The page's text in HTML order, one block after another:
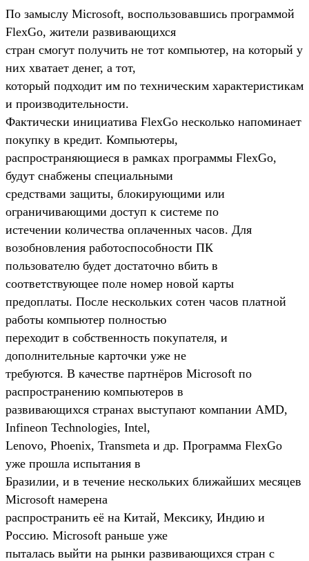
По замыслу Microsoft, воспользовавшись программой
FlexGo, жители развивающихся
стран смогут получить не тот компьютер, на который у
них хватает денег, а тот,
который подходит им по техническим характеристикам
и производительности.
Фактически инициатива FlexGo несколько напоминает
покупку в кредит. Компьютеры,
распространяющиеся в рамках программы FlexGo,
будут снабжены специальными
средствами защиты, блокирующими или
ограничивающими доступ к системе по
истечении количества оплаченных часов. Для
возобновления работоспособности ПК
пользователю будет достаточно вбить в
соответствующее поле номер новой карты
предоплаты. После нескольких сотен часов платной
работы компьютер полностью
переходит в собственность покупателя, и
дополнительные карточки уже не
требуются. В качестве партнёров Microsoft по
распространению компьютеров в
развивающихся странах выступают компании AMD,
Infineon Technologies, Intel,
Lenovo, Phoenix, Transmeta и др. Программа FlexGo
уже прошла испытания в
Бразилии, и в течение нескольких ближайших месяцев
Microsoft намерена
распространить её на Китай, Мексику, Индию и
Россию. Microsoft раньше уже
пыталась выйти на рынки развивающихся стран с